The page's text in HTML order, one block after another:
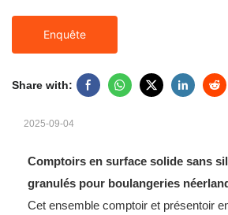
Enquête
Share with:
2025-09-04
Comptoirs en surface solide sans
granulés pour boulangeries
Cet ensemble comptoir et présentoir